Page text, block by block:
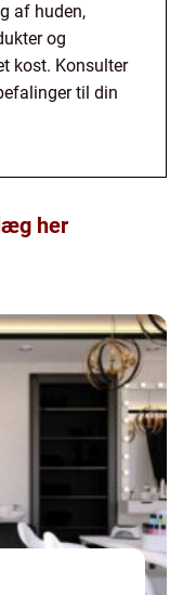
af huden,
og
kost. Konsulter
til din
her